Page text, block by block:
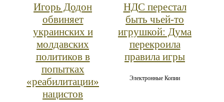
Игорь Додон
обвиняет
украинских и
молдавских
политиков в
попытках
«реабилитации»
нацистов
НДС перестал
быть чьей-то
игрушкой: Дума
перекроила
правила игры
Электронные Копии